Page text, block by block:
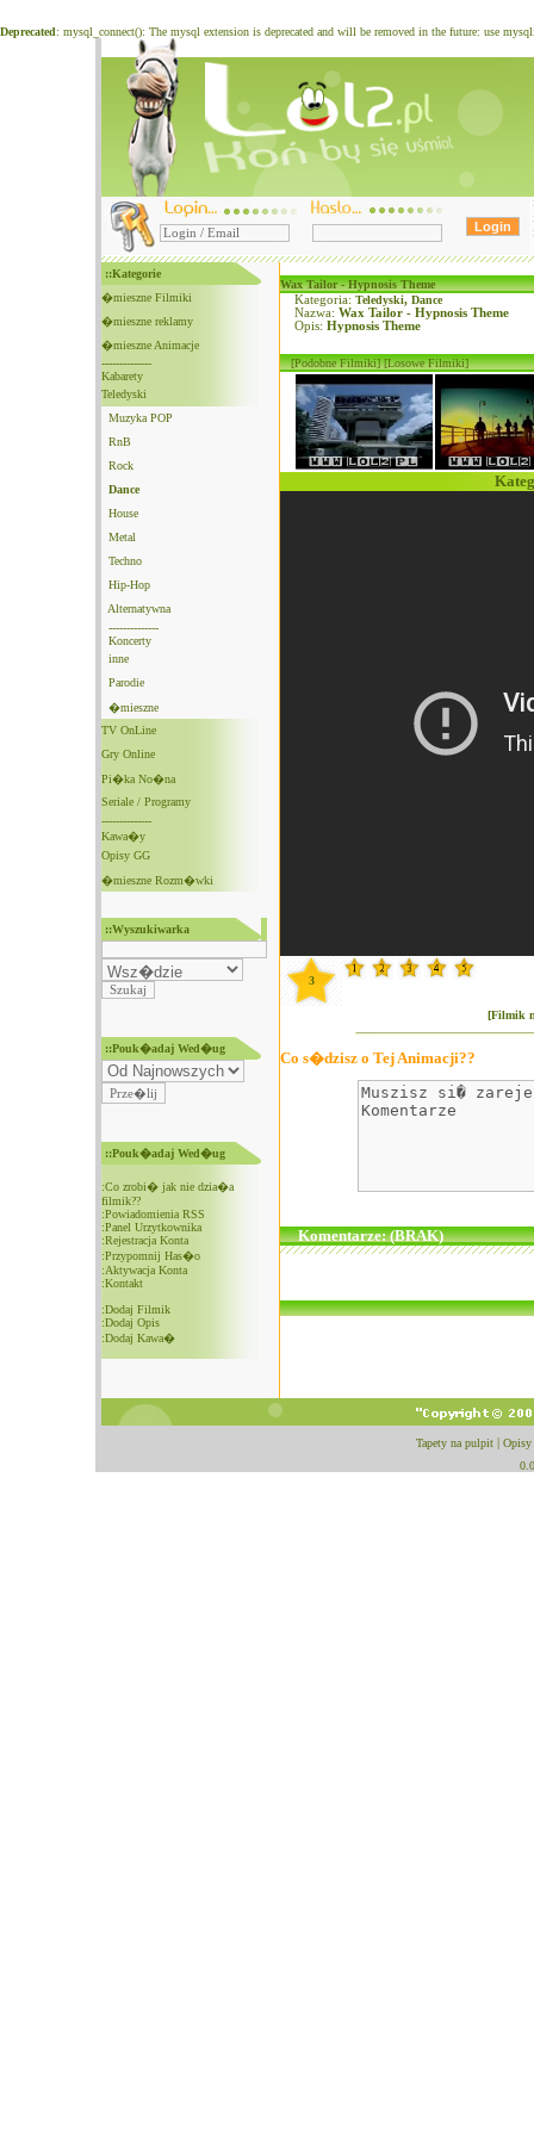
Deprecated: mysql_connect(): The mysql extension is deprecated and will be removed in the future: use
::Kategorie
�mieszne Filmiki
�mieszne reklamy
�mieszne Animacje
--------------
Kabarety
Teledyski
Muzyka POP
RnB
Rock
Dance
House
Metal
Techno
Hip-Hop
Alternatywna
--------------
Koncerty
inne
Parodie
�mieszne
TV OnLine
Gry Online
Pi�ka No�na
Seriale / Programy
--------------
Kawa�y
Opisy GG
�mieszne Rozm�wki
::Wyszukiwarka
::Pouk�adaj Wed�ug
::Pouk�adaj Wed�ug
:Co zrobi� jak nie dzia�a
filmik??
:Powiadomienia RSS
:Panel Urzytkownika
:Rejestracja Konta
:Przypomnij Has�o
:Aktywacja Konta
:Kontakt
:Dodaj Filmik
:Dodaj Opis
:Dodaj Kawa�
Wax Tailor - Hypnosis Theme
Kategoria: Teledyski, Dance
Nazwa: Wax Tailor - Hypnosis Theme
Opis: Hypnosis Theme
[Podobne Filmiki] [Losowe Filmiki]
3
[Filmik
Co s�dzisz o Tej Animacji??
Komentarze: (BRAK)
Tapety na pulpit
Opisy